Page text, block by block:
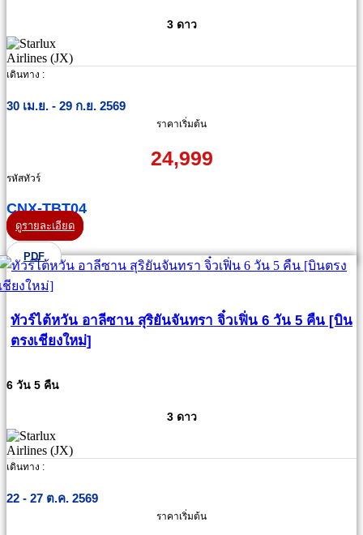
3 ดาว
เดินทาง :
30 เม.ย. - 29 ก.ย. 2569
ราคาเริ่มต้น
24,999
รหัสทัวร์
CNX-TBT04
ดูรายละเอียด
PDF
ทัวร์ไต้หวัน อาลีซาน สุริยันจันทรา จิ๋วเฟิ่น 6 วัน 5 คืน [บิน
ตรงเชียงใหม่]
6 วัน 5 คืน
3 ดาว
เดินทาง :
22 - 27 ต.ค. 2569
ราคาเริ่มต้น